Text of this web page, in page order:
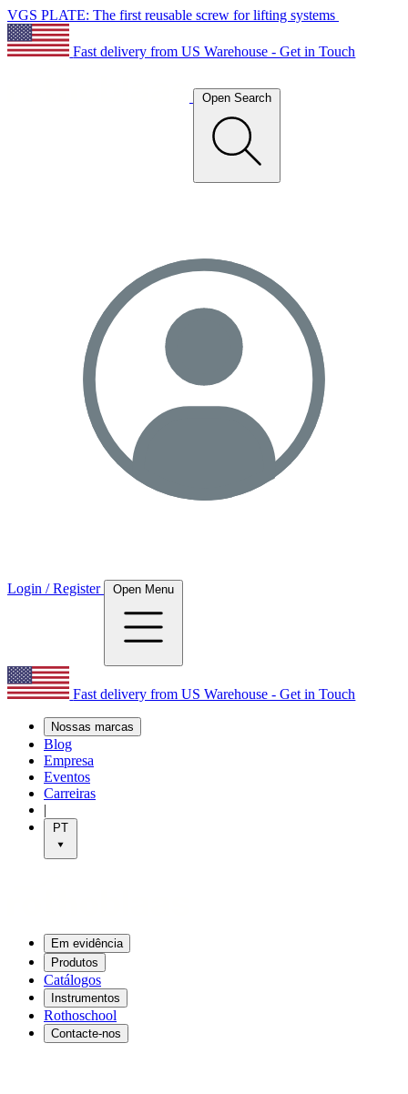
VGS PLATE: The first reusable screw for lifting systems
Fast delivery from US Warehouse - Get in Touch
Open Search
Login / Register Open Menu
Fast delivery from US Warehouse - Get in Touch
Nossas marcas
Blog
Empresa
Eventos
Carreiras
|
PT
Em evidência
Produtos
Catálogos
Instrumentos
Rothoschool
Contacte-nos